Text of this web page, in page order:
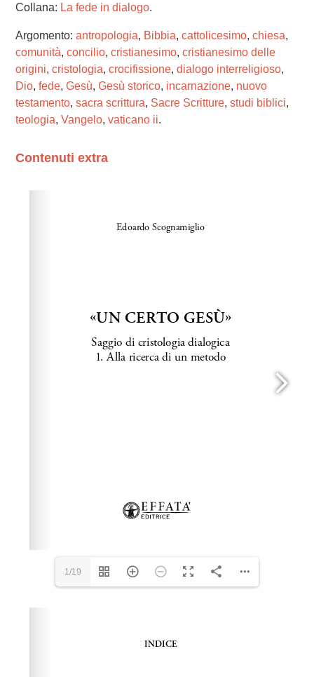
Collana: La fede in dialogo.
Argomento: antropologia, Bibbia, cattolicesimo, chiesa,
comunità, concilio, cristianesimo, cristianesimo delle
origini, cristologia, crocifissione, dialogo interreligioso,
Dio, fede, Gesù, Gesù storico, incarnazione, nuovo
testamento, sacra scrittura, Sacre Scritture, studi biblici,
teologia, Vangelo, vaticano ii.
Contenuti extra
1/19